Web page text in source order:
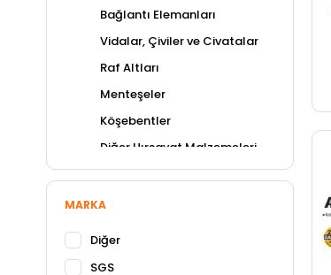
Bağlantı Elemanları
Vidalar, Çiviler ve Civatalar
Raf Altları
Menteşeler
Köşebentler
Diğer Hırsavat Malzemeleri
Posta Kutuları
Ambalajlı Vida ve Çeşitleri
Diğer Hırdavat Malzemeleri
MARKA
Diğer
SGS